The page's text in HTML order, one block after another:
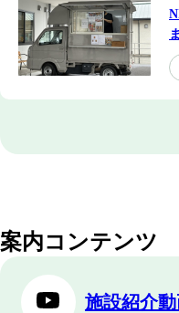
案内コンテンツ
施設紹介